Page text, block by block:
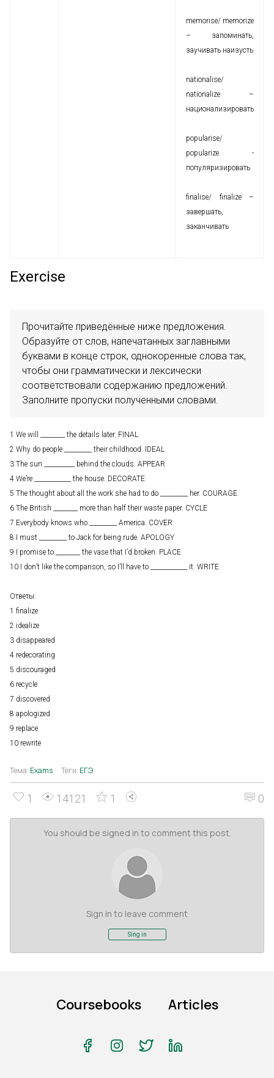
memorise/ memorize
– запоминать,
заучивать наизусть
nationalise/
nationalize –
национализировать
popularise/
popularize -
популяризировать
finalise/ finalize –
завершать,
заканчивать
Exercise
Прочитайте приведённые ниже предложения.
Образуйте от слов, напечатанных заглавными
буквами в конце строк, однокоренные слова так,
чтобы они грамматически и лексически
соответствовали содержанию предложений.
Заполните пропуски полученными словами.
1 We will ________ the details later. FINAL
2 Why do people _________ their childhood. IDEAL
3 The sun __________ behind the clouds. APPEAR
4 We’re ____________ the house. DECORATE
5 The thought about all the work she had to do _________ her. COURAGE
6 The British ________ more than half their waste paper. CYCLE
7 Everybody knows who _________ America. COVER
8 I must _________ to Jack for being rude. APOLOGY
9 I promise to ________ the vase that I’d broken. PLACE
10 I don’t like the comparison, so I’ll have to ____________ it. WRITE
Ответы:
1 finalize
2 idealize
3 disappeared
4 redecorating
5 discouraged
6 recycle
7 discovered
8 apologized
9 replace
10 rewrite
Тема: Exams Теги: ЕГЭ
1 14121 1 0
You should be signed in to comment this post.
Sign in to leave comment
Sing in
Coursebooks Articles